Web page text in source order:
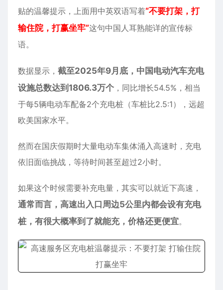
贴的温馨提示，上面用中英双语写着“不要打架，打
输住院，打赢坐牢”这句中国人耳熟能详的宣传标
语。
数据显示， 截至2025年9月底，中国电动汽车充电
设施总数达到1806.3万个 ，同比增长54.5%，相当
于每5辆电动车配备2个充电桩（车桩比2.5:1），远超
欧美国家水平。
然而在国庆假期时大量电动车集体涌入高速时，充电
依旧面临挑战，等待时间甚至超过2小时。
如果这个时候需要补充电量，其实可以就近下高速，
通常而言，高速出入口周边5公里内都会设有充电
桩，有很大概率到了就能充，价格还更便宜。